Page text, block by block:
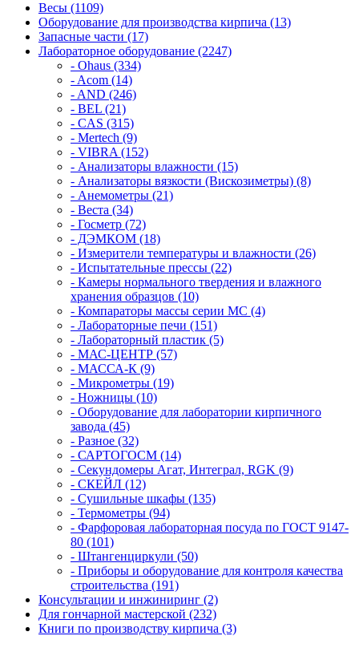
Весы (1109)
Оборудование для производства кирпича (13)
Запасные части (17)
Лабораторное оборудование (2247)
- Ohaus (334)
- Acom (14)
- AND (246)
- BEL (21)
- CAS (315)
- Mertech (9)
- VIBRA (152)
- Анализаторы влажности (15)
- Анализаторы вязкости (Вискозиметры) (8)
- Анемометры (21)
- Веста (34)
- Госметр (72)
- ДЭМКОМ (18)
- Измерители температуры и влажности (26)
- Испытательные прессы (22)
- Камеры нормального твердения и влажного
хранения образцов (10)
- Компараторы массы серии MC (4)
- Лабораторные печи (151)
- Лабораторный пластик (5)
- МАС-ЦЕНТР (57)
- МАССА-К (9)
- Микрометры (19)
- Ножницы (10)
- Оборудование для лаборатории кирпичного
завода (45)
- Разное (32)
- САРТОГОСМ (14)
- Секундомеры Агат, Интеграл, RGK (9)
- СКЕЙЛ (12)
- Сушильные шкафы (135)
- Термометры (94)
- Фарфоровая лабораторная посуда по ГОСТ 9147-
80 (101)
- Штангенциркули (50)
- Приборы и оборудование для контроля качества
строительства (191)
Консультации и инжиниринг (2)
Для гончарной мастерской (232)
Книги по производству кирпича (3)